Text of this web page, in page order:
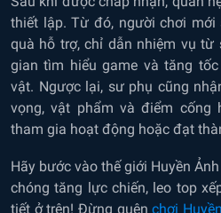
thiết lập. Từ đó, người chơi mới
quà hỗ trợ, chỉ dẫn nhiệm vụ từ
gian tìm hiểu game và tăng
vật. Ngược lại, sư phụ cũng
vọng, vật phẩm và điểm cống
tham gia hoạt động hoặc đạt
Hãy bước vào thế giới Huyền
chóng tăng lực chiến, leo top
tiết ở trên! Đừng quênchơi